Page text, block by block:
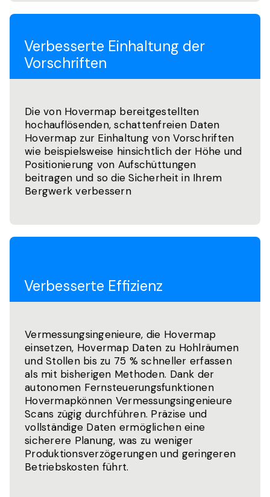
Verbesserte Einhaltung der
Vorschriften
Die von Hovermap bereitgestellten
hochauflösenden, schattenfreien Daten
Hovermap zur Einhaltung von Vorschriften
wie beispielsweise hinsichtlich der Höhe und
Positionierung von Aufschüttungen
beitragen und so die Sicherheit in Ihrem
Bergwerk verbessern
Verbesserte Effizienz
Vermessungsingenieure, die Hovermap
einsetzen, Hovermap Daten zu Hohlräumen
und Stollen bis zu 75 % schneller erfassen
als mit bisherigen Methoden. Dank der
autonomen Fernsteuerungsfunktionen
Hovermapkönnen Vermessungsingenieure
Scans zügig durchführen. Präzise und
vollständige Daten ermöglichen eine
sicherere Planung, was zu weniger
Produktionsverzögerungen und geringeren
Betriebskosten führt.